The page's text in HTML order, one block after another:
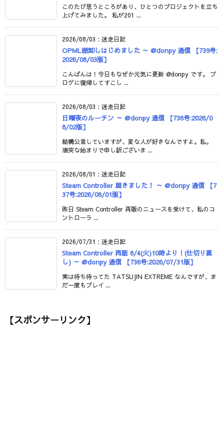
このたび思うところがあり、ひとつのプロジェクトを立ち
上げてみました。 私が201 ...
2026/08/03 : 迷走日記
OPML棚卸しはじめました ～ @donpy 通信 【739号:
2026/08/03版】
こんばんは！今日もなぜか元気に更新 @donpy です。 ブ
ログに復帰してすこし ...
2026/08/03 : 迷走日記
日曜夜のルーチン ～ @donpy 通信 【738号:2026/0
8/02版】
結構公言していますが、変な人が好きなんですよ。私。
唐突な始まりで申し訳ございま ...
2026/08/01 : 迷走日記
Steam Controller 届きました！ ～ @donpy 通信 【7
37号:2026/08/01版】
昨日 Steam Controller 再販のニュースを受けて、私のコ
ントローラ ...
2026/07/31 : 迷走日記
Steam Controller 再販 8/4(火)10時より！(仕切り直
し) ～ @donpy 通信 【736号:2026/07/31版】
実は待ち待ってた TATSUJIN EXTREME なんですが、ま
だ一度もプレイ ...
【スポンサーリンク】